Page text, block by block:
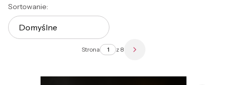
Lista produktów
Sortowanie:
Domyślne
Strona z 8 Następne produkty